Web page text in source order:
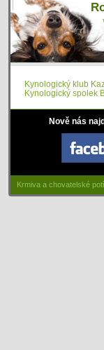
Kynologický klub
Kynologický spolek
Nově nás
Krmiva a chovatelské